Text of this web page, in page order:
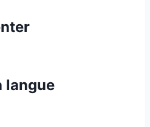
langue